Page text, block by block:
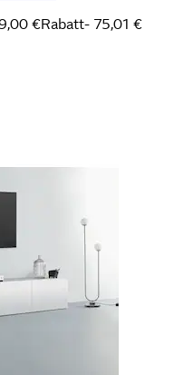
€Rabatt- 75,01 €